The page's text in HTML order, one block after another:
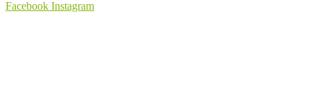
Facebook Instagram